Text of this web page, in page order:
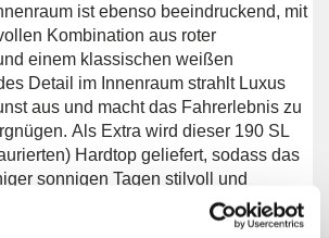
ist ebenso beeindruckend, mit
Kombination aus roter
einem klassischen weißen
Detail im Innenraum strahlt Luxus
aus und macht das Fahrerlebnis zu
Als Extra wird dieser 190 SL
Hardtop geliefert, sodass das
sonnigen Tagen stilvoll und
Mercedes-Benz 190 SL kaufen?
Benz 190 SL aus dem Jahr